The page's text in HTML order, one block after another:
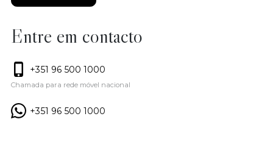
Entre em contacto
+351 96 500 1000
Chamada para rede móvel nacional
+351 96 500 1000